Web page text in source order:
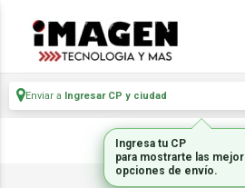
Enviar a Ingresar CP y ciudad
Ingresa tu CP
para mostrarte las
opciones de envío.